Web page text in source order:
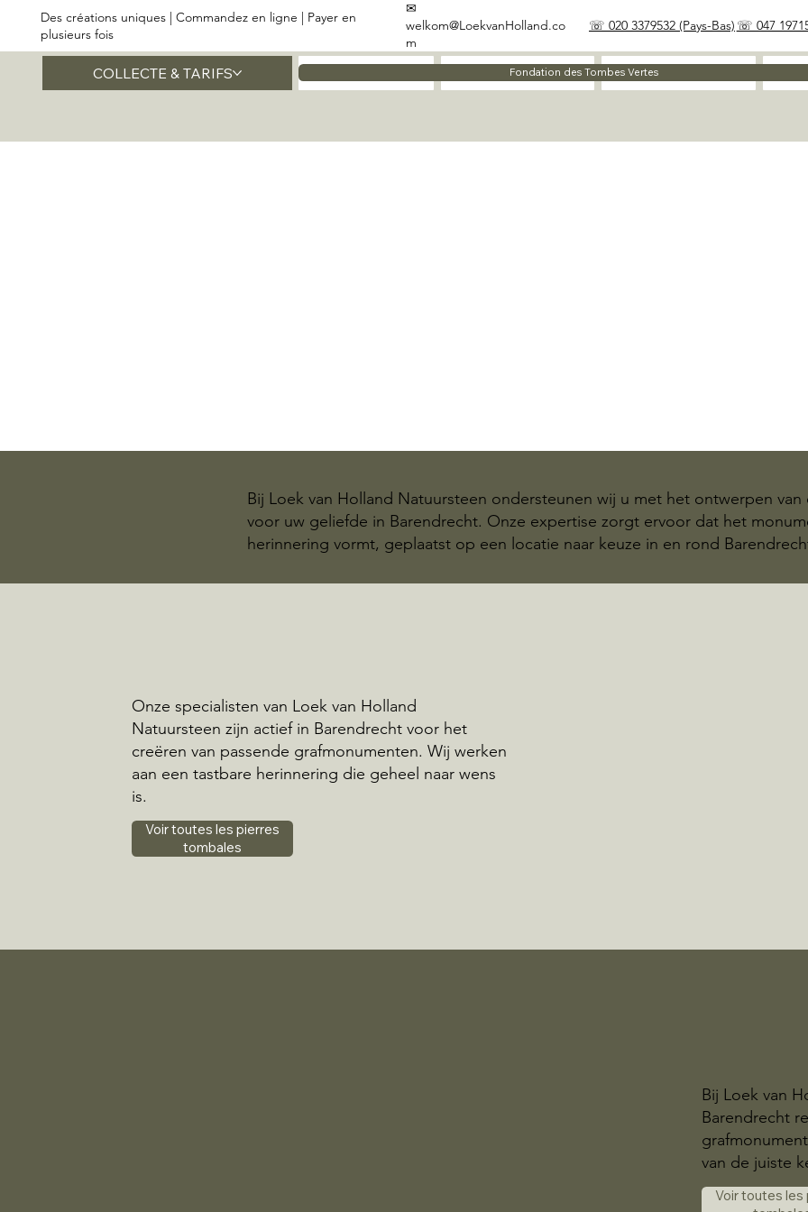
Des créations uniques | Commandez en ligne | Payer en
plusieurs fois
☏ 020 3379532 (Pays-Bas) ☏ 047
✉
welkom@LoekvanHolland.co
m
COLLECTE & TARIFS À propos Matériaux
Fondation des Tombes Vertes
Bij Loek van Holland Natuursteen ondersteunen wij u met het ontwerpen
voor uw geliefde in Barendrecht. Onze expertise zorgt ervoor dat het
herinnering vormt, geplaatst op een locatie naar keuze in en rond
Onze specialisten van Loek van Holland
Natuursteen zijn actief in Barendrecht voor het
creëren van passende grafmonumenten. Wij werken
aan een tastbare herinnering die geheel naar wens
is.
Voir toutes les pierres
tombales
Bij Loek van
Barendrecht
van de juiste
Voir toutes les